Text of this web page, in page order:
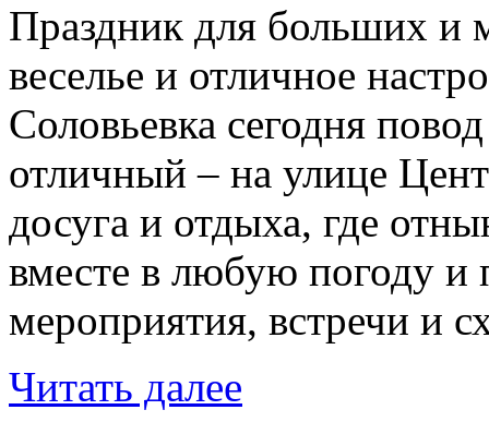
Праздник для больших и
веселье и отличное
Соловьевка сегодня
отличный – на улице
досуга и отдыха, где
вместе в любую погоду и
мероприятия, встречи и
Читать далее